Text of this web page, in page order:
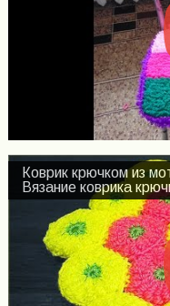
Коврик крючком из
Вязание коврика